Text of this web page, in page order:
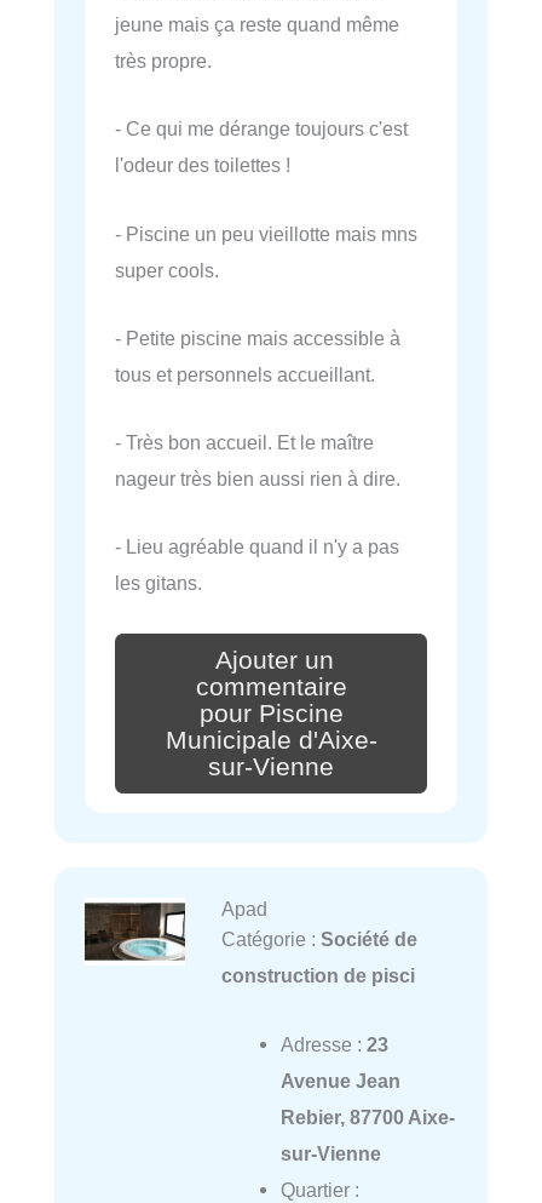
jeune mais ça reste quand même
très propre.
- Ce qui me dérange toujours c'est
l'odeur des toilettes !
- Piscine un peu vieillotte mais mns
super cools.
- Petite piscine mais accessible à
tous et personnels accueillant.
- Très bon accueil. Et le maître
nageur très bien aussi rien à dire.
- Lieu agréable quand il n'y a pas
les gitans.
Ajouter un
commentaire
pour Piscine
Municipale d'Aixe-
sur-Vienne
Apad
Catégorie : Société de
construction de pisci
Adresse : 23
Avenue Jean
Rebier, 87700 Aixe-
sur-Vienne
Quartier :